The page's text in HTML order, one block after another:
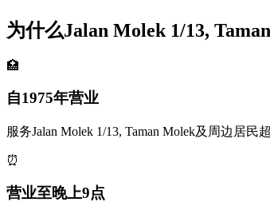
为什么Jalan Molek 1/13,
🏥
自1975年营业
服务Jalan Molek 1/13, Taman Molek及周边居
⏰
营业至晚上9点